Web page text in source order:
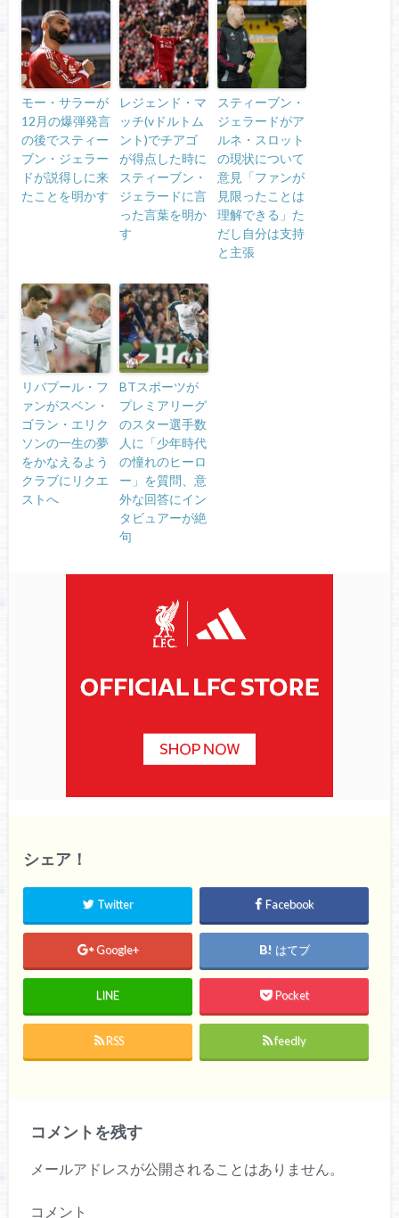
モー・サラーが
12月の爆弾発言
の後でスティー
ブン・ジェラー
ドが説得しに来
たことを明かす
レジェンド・マ
ッチ(vドルトム
ント)でチアゴ
が得点した時に
スティーブン・
ジェラードに言
った言葉を明か
す
スティーブン・
ジェラードがア
ルネ・スロット
の現状について
意見「ファンが
見限ったことは
理解できる」た
だし自分は支持
と主張
リバプール・フ
ァンがスベン・
ゴラン・エリク
ソンの一生の夢
をかなえるよう
クラブにリクエ
ストへ
BTスポーツが
プレミアリーグ
のスター選手数
人に「少年時代
の憧れのヒーロ
ー」を質問、意
外な回答にイン
タビュアーが絶
句
シェア！
Twitter Facebook
Google+ はてブ
LINE Pocket
RSS feedly
コメントを残す
メールアドレスが公開されることはありません。
コメント